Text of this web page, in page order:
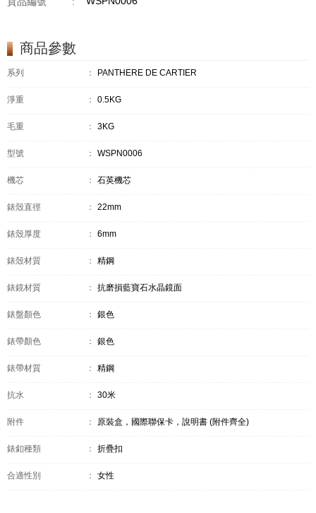
商品參數
系列 ： PANTHÈRE DE CARTIER
淨重 ： 0.5KG
毛重 ： 3KG
型號 ： WSPN0006
機芯 ： 石英機芯
錶殼直徑 ： 22mm
錶殼厚度 ： 6mm
錶殼材質 ： 精鋼
錶鏡材質 ： 抗磨損藍寶石水晶鏡面
錶盤顏色 ： 銀色
錶帶顏色 ： 銀色
錶帶材質 ： 精鋼
抗水 ： 30米
附件 ： 原裝盒，國際聯保卡，說明書 (附件齊全)
錶釦種類 ： 折疊扣
合適性別 ： 女性